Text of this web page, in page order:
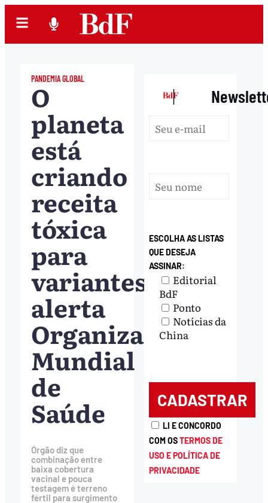
PANDEMIA GLOBAL
O
planeta
está
criando
receita
tóxica
para
variantes,
alerta
Organização
Mundial
de
Saúde
Órgão diz que
combinação entre
baixa cobertura
vacinal e pouca
testagem é terreno
fértil para surgimento
|
ESCOLHA AS LISTAS
QUE DESEJA
ASSINAR:
Editorial
BdF
Ponto
Notícias da
China
LI E CONCORDO
COM OSTERMOS DE
USO E POLÍTICA DE
PRIVACIDADE